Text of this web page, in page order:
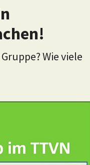
Wie viele